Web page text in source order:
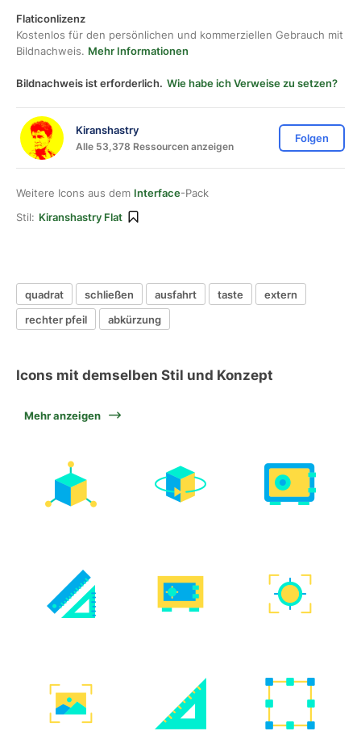
Flaticonlizenz
Kostenlos für den persönlichen und kommerziellen Gebrauch mit
Bildnachweis. Mehr Informationen
Bildnachweis ist erforderlich. Wie habe ich Verweise zu setzen?
Kiranshastry
Alle 53,378 Ressourcen anzeigen
Folgen
Weitere Icons aus dem Interface-Pack
Stil: Kiranshastry Flat
quadrat schließen ausfahrt taste
extern
rechter pfeil
abkürzung
Icons mit demselben Stil und Konzept
Mehr anzeigen